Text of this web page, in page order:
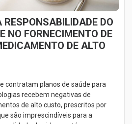
DO
NO FORNECIMENTO DE
DE ALTO
contratam planos de saúde para
recebem negativas de
de alto custo, prescritos por
são imprescindíveis para a